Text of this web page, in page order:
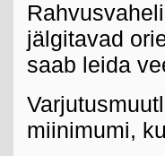
jälgitavad
saab leida
miinimumi,